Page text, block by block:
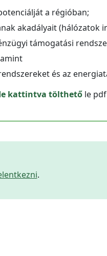
a régióban;
akadályait
támogatási
és az
kattintva tölthetőle pdf
.